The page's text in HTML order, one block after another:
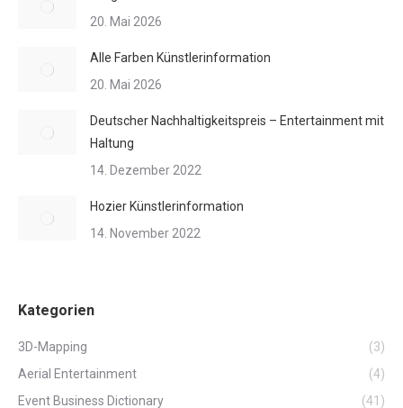
20. Mai 2026
Alle Farben Künstlerinformation
20. Mai 2026
Deutscher Nachhaltigkeitspreis – Entertainment mit
Haltung
14. Dezember 2022
Hozier Künstlerinformation
14. November 2022
Kategorien
3D-Mapping
(3)
Aerial Entertainment
(4)
Event Business Dictionary
(41)